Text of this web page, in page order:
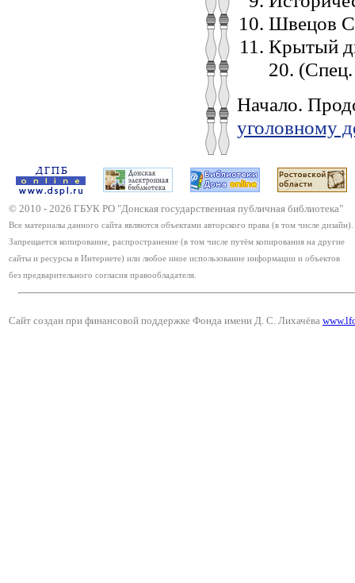
Швецов
Крытый
20.
Начало.
уголовному
© 2010 - 2026 ГБУК РО "Донская государственная публичная библиотека"
Все материалы данного сайта являются объектами авторского права (в том числе дизайн).
Запрещается копирование, распространение (в том числе путём копирования на другие
сайты и ресурсы в Интернете) или любое иное использование информации и объектов
без предварительного согласия правообладателя.
Сайт создан при финансовой поддержке Фонда имени Д. С. Лихачёва